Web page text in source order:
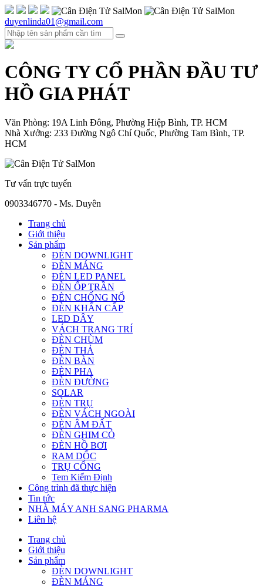
duyenlinda01@gmail.com
CÔNG TY CỔ PHẦN ĐẦU TƯ
HỒ GIA PHÁT
Văn Phòng: 19A Linh Đông, Phường Hiệp Bình, TP. HCM
Nhà Xưởng: 233 Đường Ngô Chí Quốc, Phường Tam Bình, TP.
HCM
Tư vấn trực tuyến
0903346770 - Ms. Duyên
Trang chủ
Giới thiệu
Sản phẩm
ĐÈN DOWNLIGHT
ĐÈN MÁNG
ĐÈN LED PANEL
ĐÈN ỐP TRẦN
ĐÈN CHỐNG NỔ
ĐÈN KHẨN CẤP
LED DÂY
VÁCH TRANG TRÍ
ĐÈN CHÙM
ĐÈN THẢ
ĐÈN BÀN
ĐÈN PHA
ĐÈN ĐƯỜNG
SOLAR
ĐÈN TRỤ
ĐÈN VÁCH NGOÀI
ĐÈN ÂM ĐẤT
ĐÈN GHIM CỎ
ĐÈN HỒ BƠI
RAM DỐC
TRỤ CỔNG
Tem Kiểm Định
Công trình đã thực hiện
Tin tức
NHÀ MÁY ANH SANG PHARMA
Liên hệ
Trang chủ
Giới thiệu
Sản phẩm
ĐÈN DOWNLIGHT
ĐÈN MÁNG